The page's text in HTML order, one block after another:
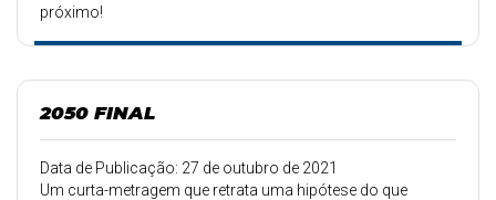
próximo!
2050 FINAL
Data de Publicação: 27 de outubro de 2021
Um curta-metragem que retrata uma hipótese do que